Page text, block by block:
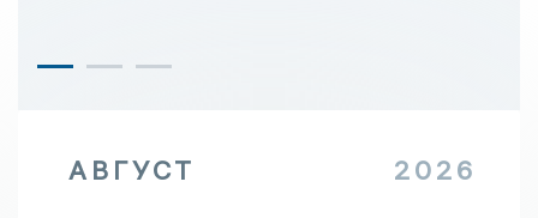
АВГУСТ 2026